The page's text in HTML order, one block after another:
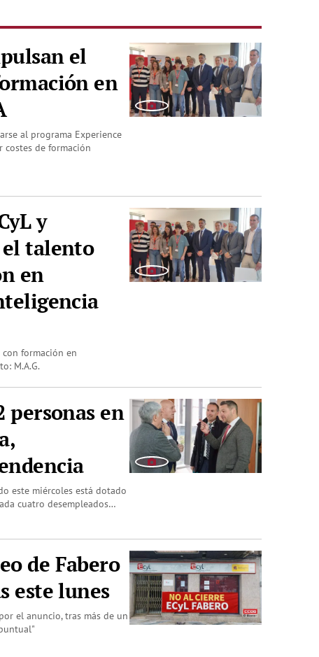
el
en
al programa Experience
de formación
y
talento
en
formación en
M.A.G.
personas en
este miércoles está dotado
cuatro desempleados…
de Fabero
este lunes
el anuncio, tras más de un